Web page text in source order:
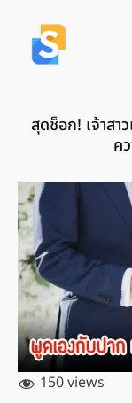
สุดช็อก! เจ้าส
ค
150 views